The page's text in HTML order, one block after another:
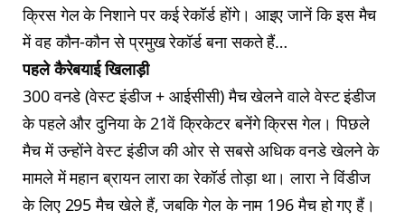
क्रिस गेल के निशाने पर कई रेकॉर्ड होंगे। आइए जानें कि इस मैच
में वह कौन-कौन से प्रमुख रेकॉर्ड बना सकते हैं…
पहले कैरेबयाई खिलाड़ी
300 वनडे (वेस्ट इंडीज + आईसीसी) मैच खेलने वाले वेस्ट इंडीज
के पहले और दुनिया के 21वें क्रिकेटर बनेंगे क्रिस गेल। पिछले
मैच में उन्होंने वेस्ट इंडीज की ओर से सबसे अधिक वनडे खेलने के
मामले में महान ब्रायन लारा का रेकॉर्ड तोड़ा था। लारा ने विंडीज
के लिए 295 मैच खेले हैं, जबकि गेल के नाम 196 मैच हो गए हैं।